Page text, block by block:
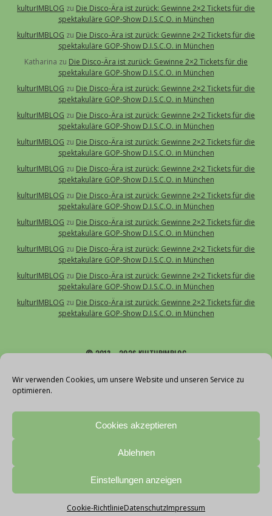
Wir verwenden Cookies, um unsere Website und unseren Service zu
optimieren.
Cookies akzeptieren
Ablehnen
Einstellungen anzeigen
Cookie-RichtlinieDatenschutzImpressum
kulturIMBLOG zu Die Disco-Ära ist zurück: Gewinne 2×2 Tickets für die
spektakuläre GOP-Show D.I.S.C.O. in München
kulturIMBLOG zu Die Disco-Ära ist zurück: Gewinne 2×2 Tickets für die
spektakuläre GOP-Show D.I.S.C.O. in München
Katharina zu Die Disco-Ära ist zurück: Gewinne 2×2 Tickets für die
spektakuläre GOP-Show D.I.S.C.O. in München
kulturIMBLOG zu Die Disco-Ära ist zurück: Gewinne 2×2 Tickets für die
spektakuläre GOP-Show D.I.S.C.O. in München
kulturIMBLOG zu Die Disco-Ära ist zurück: Gewinne 2×2 Tickets für die
spektakuläre GOP-Show D.I.S.C.O. in München
kulturIMBLOG zu Die Disco-Ära ist zurück: Gewinne 2×2 Tickets für die
spektakuläre GOP-Show D.I.S.C.O. in München
kulturIMBLOG zu Die Disco-Ära ist zurück: Gewinne 2×2 Tickets für die
spektakuläre GOP-Show D.I.S.C.O. in München
kulturIMBLOG zu Die Disco-Ära ist zurück: Gewinne 2×2 Tickets für die
spektakuläre GOP-Show D.I.S.C.O. in München
kulturIMBLOG zu Die Disco-Ära ist zurück: Gewinne 2×2 Tickets für die
spektakuläre GOP-Show D.I.S.C.O. in München
kulturIMBLOG zu Die Disco-Ära ist zurück: Gewinne 2×2 Tickets für die
spektakuläre GOP-Show D.I.S.C.O. in München
kulturIMBLOG zu Die Disco-Ära ist zurück: Gewinne 2×2 Tickets für die
spektakuläre GOP-Show D.I.S.C.O. in München
kulturIMBLOG zu Die Disco-Ära ist zurück: Gewinne 2×2 Tickets für die
spektakuläre GOP-Show D.I.S.C.O. in München
© 2013 – 2026 KULTURIMBLOG
Über uns
Impressum
Datenschutz
Teilnahmebedingungen Gewinnspiele